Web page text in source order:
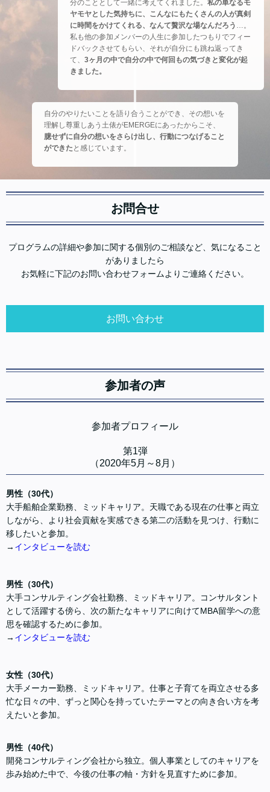
分のこととして一緒に考えてくれました。 私の単なるモ
ヤモヤとした気持ちに、こんなにもたくさんの人が真剣
に時間をかけてくれる、なんて贅沢な場なんだろう …。
私も他の参加メンバーの人生に参加したつもりでフィー
ドバックさせてもらい、それが自分にも跳ね返ってき
て、 3ヶ月の中で自分の中で何回もの気づきと変化が起
きました。
自分のやりたいことを語り合うことができ、その想いを
理解し尊重しあう土俵がEMERGEにあったからこそ、
臆せずに自分の想いをさらけ出し、行動につなげること
ができた と感じています。
お問合せ
プログラムの詳細や参加に関する個別のご相談など、気になること
がありましたら
お気軽に下記のお問い合わせフォームよりご連絡ください。
お問い合わせ
参加者の声
参加者プロフィール
第1弾
（2020年5月～8月）
男性（30代）
大手船舶企業勤務、ミッドキャリア。天職である現在の仕事と両立
しながら、より社会貢献を実感できる第二の活動を見つけ、行動に
移したいと参加。
→ インタビューを読む
男性（30代）
大手コンサルティング会社勤務、ミッドキャリア。コンサルタント
として活躍する傍ら、次の新たなキャリアに向けてMBA留学への意
思を確認するために参加。
→ インタビューを読む
女性（30代）
大手メーカー勤務、ミッドキャリア。仕事と子育てを両立させる多
忙な日々の中、ずっと関心を持っていたテーマとの向き合い方を考
えたいと参加。
男性（40代）
開発コンサルティング会社から独立。個人事業としてのキャリアを
歩み始めた中で、今後の仕事の軸・方針を見直すために参加。